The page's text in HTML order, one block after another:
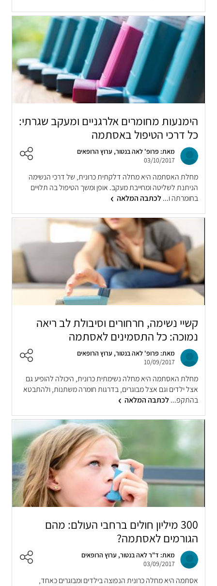
הימנעות מחומרים אלרגניים ומעקב שגרתי:
כל דרכי הטיפול באסתמה
מאת: פרופ' לאה בנטור, ערוץ הרופאים
03/10/2017
מחלת האסתמה היא מחלה דלקתית כרונית, של דרכי הנשימה
הניתנת לשליטה ומחייבת מעקב. אופן ומשך הטיפול בה תלויים
בחומרתה ו...לכתבה המלאה
קשיי נשימה, חרחורים וסיבולת לב ריאה
נמוכה: כל התסמינים לאסתמה
מאת: פרופ' לאה בנטור, ערוץ הרופאים
10/09/2017
מחלת האסתמה היא מחלה נשימתית כרונית, היכולה להופיע גם
אצל ילדים וגם אצל מבוגרים, בדרגות חומרה משתנות, ולהתבטא
בהתקפ...לכתבה המלאה
300 מיליון חולים ברחבי העולם: מהם
הגורמים לאסתמה?
מאת: ד"ר לאה בנטור, ערוץ הרופאים
03/09/2017
אסתמה היא מחלה כרונית הנפוצה בילדים ומבוגרים כאחד,